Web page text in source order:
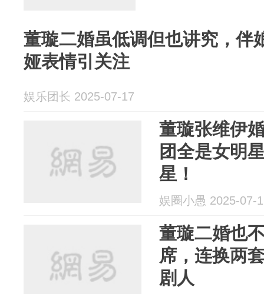
董璇二婚虽低调但也讲究，伴
娅表情引关注
娱乐团长 2025-07-17
董璇张维伊
团全是女明
星！
娱圈小愚 2025-07-
董璇二婚也
席，连换两
剧人